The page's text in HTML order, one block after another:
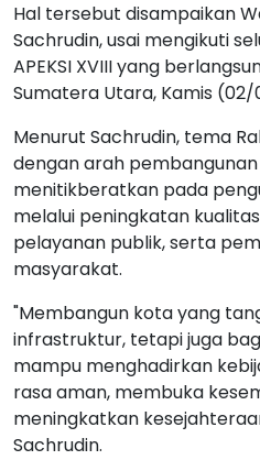
Hal tersebut disampaikan
Sachrudin, usai mengikuti
APEKSI XVIII yang
Sumatera Utara, Kamis
Menurut Sachrudin, tema
dengan arah
menitikberatkan pada
melalui peningkatan
pelayanan publik, serta
masyarakat.
"Membangun kota yang
infrastruktur, tetapi juga
mampu menghadirkan
rasa aman, membuka
meningkatkan
Sachrudin.